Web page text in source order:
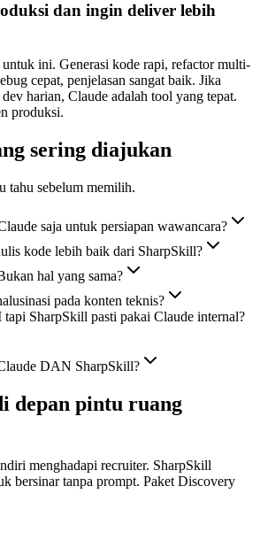
dan ingin deliver lebih
ini. Generasi kode rapi, refactor multi-
cepat, penjelasan sangat baik. Jika
harian, Claude adalah tool yang tepat.
produksi.
sering diajukan
tahu sebelum memilih.
saja untuk persiapan wawancara?
kode lebih baik dari SharpSkill?
hal yang sama?
pada konten teknis?
SharpSkill pasti pakai Claude internal?
DAN SharpSkill?
depan pintu ruang
menghadapi recruiter. SharpSkill
bersinar tanpa prompt. Paket Discovery